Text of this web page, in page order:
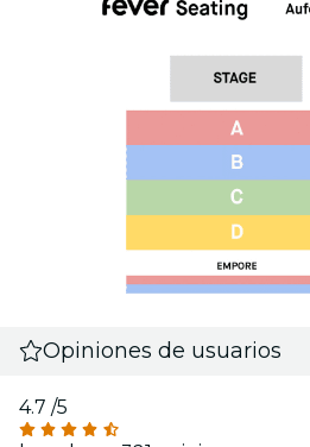
Opiniones de usuarios
4.7 /5